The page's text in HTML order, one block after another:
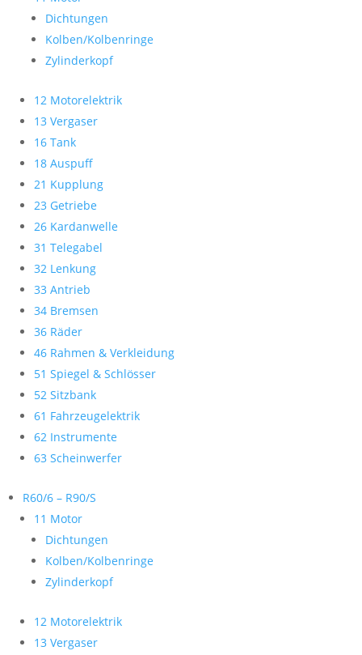
Dichtungen
Kolben/Kolbenringe
Zylinderkopf
12 Motorelektrik
13 Vergaser
16 Tank
18 Auspuff
21 Kupplung
23 Getriebe
26 Kardanwelle
31 Telegabel
32 Lenkung
33 Antrieb
34 Bremsen
36 Räder
46 Rahmen & Verkleidung
51 Spiegel & Schlösser
52 Sitzbank
61 Fahrzeugelektrik
62 Instrumente
63 Scheinwerfer
R60/6 – R90/S
11 Motor
Dichtungen
Kolben/Kolbenringe
Zylinderkopf
12 Motorelektrik
13 Vergaser